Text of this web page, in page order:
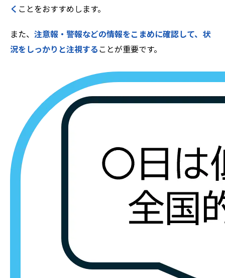
く ことをおすすめします。
また、 注意報・警報などの情報をこまめに確認して、状
況をしっかりと注視することが重要です。